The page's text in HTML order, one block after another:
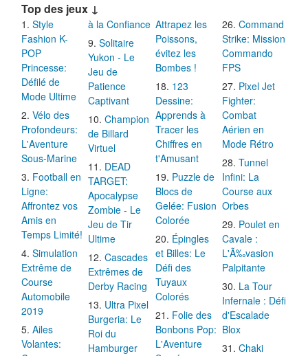
Top des jeux ↓
Style
Fashion K-
POP
Princesse:
Défilé de
Mode Ultime
Vélo des
Profondeurs:
L'Aventure
Sous-Marine
Football en
Ligne:
Affrontez vos
Amis en
Temps Limité!
Simulation
Extrême de
Course
Automobile
2019
Ailes
Volantes:
à la Confiance
Solitaire
Yukon - Le
Jeu de
Patience
Captivant
Champion
de Billard
Virtuel
DEAD
TARGET:
Apocalypse
Zombie - Le
Jeu de Tir
Ultime
Cascades
Extrêmes de
Derby Racing
Ultra Pixel
Burgeria: Le
Roi du
Hamburger
Attrapez les
Poissons,
évitez les
Bombes !
123
Dessine:
Apprends à
Tracer les
Chiffres en
t'Amusant
Puzzle de
Blocs de
Gelée: Fusion
Colorée
Épingles
et Billes: Le
Défi des
Tuyaux
Colorés
Folie des
Bonbons Pop:
L'Aventure
Command
Strike: Mission
Commando
FPS
Pixel Jet
Fighter:
Combat
Aérien en
Mode Rétro
Tunnel
Infini: La
Course aux
Orbes
Poulet en
Cavale :
L'Ã‰vasion
Palpitante
La Tour
Infernale : Défi
d'Escalade
Blox
Chaki